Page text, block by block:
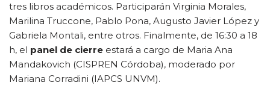
tres libros académicos. Participarán Virginia Morales,
Marilina Truccone, Pablo Pona, Augusto Javier López y
Gabriela Montali, entre otros. Finalmente, de 16:30 a 18
h, el panel de cierre estará a cargo de Maria Ana
Mandakovich (CISPREN Córdoba), moderado por
Mariana Corradini (IAPCS UNVM).